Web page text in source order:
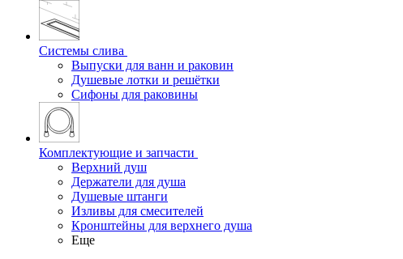
Системы слива
Выпуски для ванн и раковин
Душевые лотки и решётки
Сифоны для раковины
Комплектующие и запчасти
Верхний душ
Держатели для душа
Душевые штанги
Изливы для смесителей
Кронштейны для верхнего душа
Еще